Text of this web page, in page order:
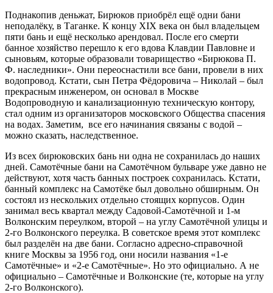
Поднакопив деньжат, Бирюков приобрёл ещё одни бани
неподалёку, в Таганке. К концу XIX века он был владельцем
пяти бань и ещё несколько арендовал. После его смерти
банное хозяйство перешло к его вдова Клавдии Павловне и
сыновьям, которые образовали товарищество «Бирюкова П.
Ф. наследники». Они переоснастили все бани, провели в них
водопровод. Кстати, сын Петра Фёдоровича – Николай – был
прекрасным инженером, он основал в Москве
Водопроводную и канализационную техническую контору,
стал одним из организаторов московского Общества спасения
на водах. Заметим, все его начинания связаны с водой –
можно сказать, наследственное.
Из всех бирюковских бань ни одна не сохранилась до наших
дней. Самотёчные бани на Самотёчном бульваре уже давно не
действуют, хотя часть банных построек сохранилась. Кстати,
банный комплекс на Самотёке был довольно обширным. Он
состоял из нескольких отдельно стоящих корпусов. Один
занимал весь квартал между Садовой-Самотёчной и 1-м
Волконским переулком, второй – на углу Самотёчной улицы и
2-го Волконского переулка. В советское время этот комплекс
был разделён на две бани. Согласно адресно-справочной
книге Москвы за 1956 год, они носили названия «1-е
Самотёчные» и «2-е Самотёчные». Но это официально. А не
официально – Самотёчные и Волконские (те, которые на углу
2-го Волконского).